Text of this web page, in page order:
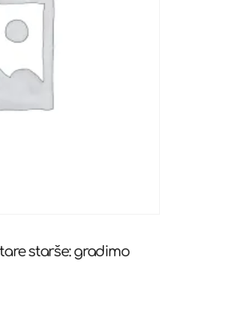
starše: gradimo